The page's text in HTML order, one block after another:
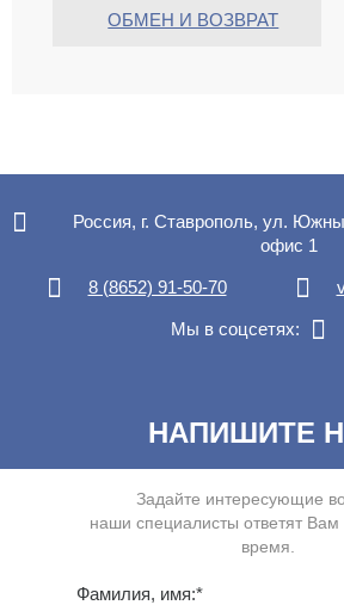
ОБМЕН И ВОЗВРАТ
Россия, г. Ставрополь, ул.
офис 1
8 (8652) 91-50-70
Мы в соцсетях:
НАПИШИТЕ
Задайте интересующие
наши специалисты ответят
время.
Фамилия, имя:*